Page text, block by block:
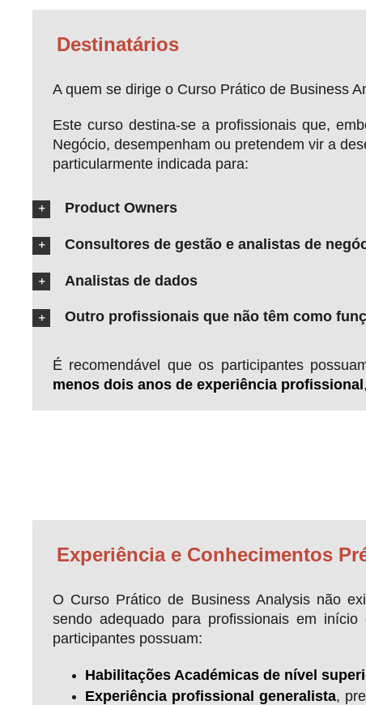
Destinatários
A quem se dirige o Curso Prático de Business
Este curso destina-se a profissionais que,
Negócio, desempenham ou pretendem vir a
particularmente indicada para:
Product Owners
Consultores de gestão e analistas de
Analistas de dados
Outro profissionais que não têm como
É recomendável que os participantes
menos dois anos de experiência profissional
Experiência e Conhecimentos
O Curso Prático de Business Analysis não
sendo adequado para profissionais em
participantes possuam:
Habilitações Académicas de nível
Experiência profissional generalista,